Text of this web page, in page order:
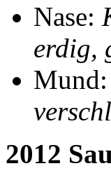
Nase:
erdig,
Mund:
2012